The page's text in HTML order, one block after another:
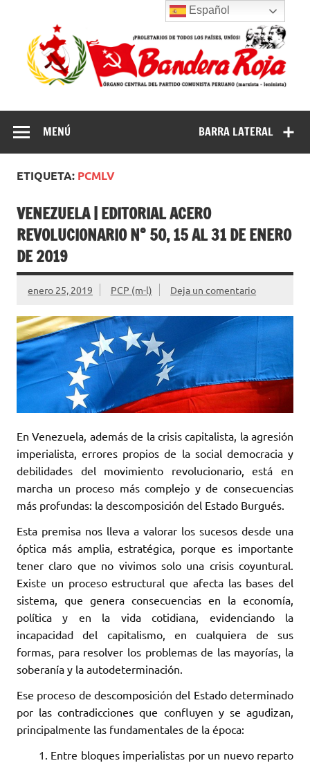
Comunista
Peruano
Bandera Roja
Roja
BARRA LATERAL
MENÚ
ETIQUETA: PCMLV
VENEZUELA | EDITORIAL ACERO
REVOLUCIONARIO N° 50, 15 AL 31 DE ENERO
DE 2019
enero 25, 2019 PCP (m-l) Deja un comentario
En Venezuela, además de la crisis capitalista, la agresión
imperialista, errores propios de la social democracia y
debilidades del movimiento revolucionario, está en
marcha un proceso más complejo y de consecuencias
más profundas: la descomposición del Estado Burgués.
Esta premisa nos lleva a valorar los sucesos desde una
óptica más amplia, estratégica, porque es importante
tener claro que no vivimos solo una crisis coyuntural.
Existe un proceso estructural que afecta las bases del
sistema, que genera consecuencias en la economía,
política y en la vida cotidiana, evidenciando la
incapacidad del capitalismo, en cualquiera de sus
formas, para resolver los problemas de las mayorías, la
soberanía y la autodeterminación.
Ese proceso de descomposición del Estado determinado
por las contradicciones que confluyen y se agudizan,
principalmente las fundamentales de la época:
Entre bloques imperialistas por un nuevo reparto
Español